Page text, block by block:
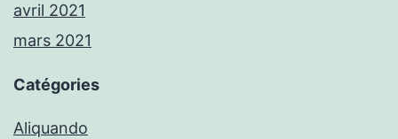
avril 2021
mars 2021
Catégories
Aliquando